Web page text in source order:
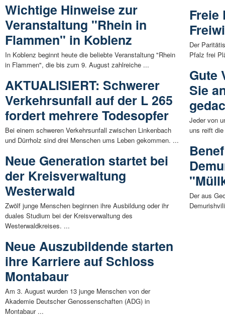
Wichtige Hinweise zur
Veranstaltung "Rhein in
Flammen" in Koblenz
In Koblenz beginnt heute die beliebte Veranstaltung "Rhein
in Flammen", die bis zum 9. August zahlreiche ...
AKTUALISIERT: Schwerer
Verkehrsunfall auf der L 265
fordert mehrere Todesopfer
Bei einem schweren Verkehrsunfall zwischen Linkenbach
und Dürrholz sind drei Menschen ums Leben gekommen. ...
Neue Generation startet bei
der Kreisverwaltung
Westerwald
Zwölf junge Menschen beginnen ihre Ausbildung oder ihr
duales Studium bei der Kreisverwaltung des
Westerwaldkreises. ...
Neue Auszubildende starten
ihre Karriere auf Schloss
Montabaur
Am 3. August wurden 13 junge Menschen von der
Akademie Deutscher Genossenschaften (ADG) in
Montabaur ...
Freie
Der
Pfalz frei
Gute
Sie
Jeder von
uns reift
Der aus